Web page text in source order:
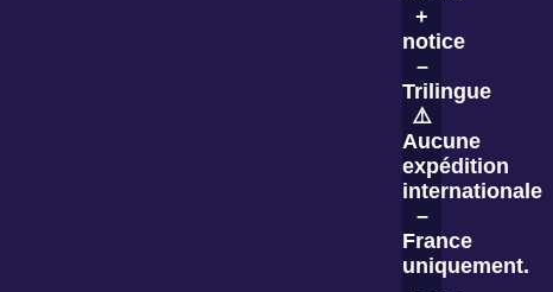
+
notice
–
Trilingue
⚠️
Aucune
expédition
internationale
–
France
uniquement.